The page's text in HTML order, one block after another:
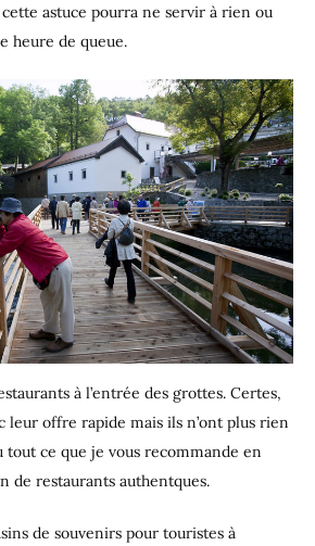
astuce pourra ne servir à rien ou
heure de queue.
à l’entrée des grottes. Certes,
leur offre rapide mais ils n’ont plus rien
tout ce que je vous recommande en
de restaurants authentques.
de souvenirs pour touristes à